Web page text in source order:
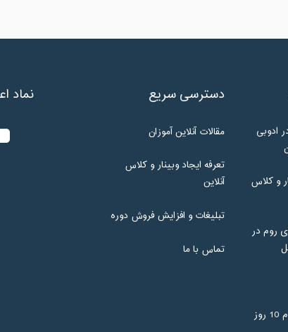
ادوبی
و کلاس
روم در
تعرفه های اسکای روم 10 روز
دسترسی سریع
مقالات آنلاین آموزان
تعرفه ایجاد وبینار و کلاس
آنلاین
تبلیغات و افزایش فروش دوره
تماس با ما
نماد